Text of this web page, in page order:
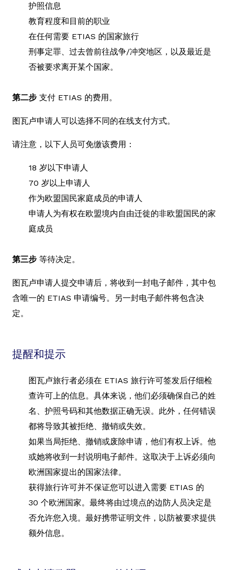
护照信息
教育程度和目前的职业
在任何需要 ETIAS 的国家旅行
刑事定罪、过去曾前往战争/冲突地区，以及最近是
否被要求离开某个国家。
第二步 支付 ETIAS 的费用。
图瓦卢申请人可以选择不同的在线支付方式。
请注意，以下人员可免缴该费用：
18 岁以下申请人
70 岁以上申请人
作为欧盟国民家庭成员的申请人
申请人为有权在欧盟境内自由迁徙的非欧盟国民的家
庭成员
第三步 等待决定。
图瓦卢申请人提交申请后，将收到一封电子邮件，其中包
含唯一的 ETIAS 申请编号。另一封电子邮件将包含决
定。
提醒和提示
图瓦卢旅行者必须在 ETIAS 旅行许可签发后仔细检
查许可上的信息。具体来说，他们必须确保自己的姓
名、护照号码和其他数据正确无误。此外，任何错误
都将导致其被拒绝、撤销或失效。
如果当局拒绝、撤销或废除申请，他们有权上诉。他
或她将收到一封说明电子邮件。这取决于上诉必须向
欧洲国家提出的国家法律。
获得旅行许可并不保证您可以进入需要 ETIAS 的
30 个欧洲国家。最终将由过境点的边防人员决定是
否允许您入境。最好携带证明文件，以防被要求提供
额外信息。